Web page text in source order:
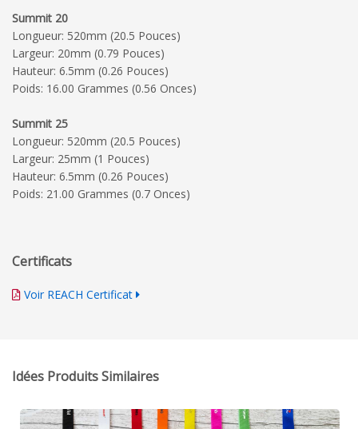
Summit 20
Longueur: 520mm (20.5 Pouces)
Largeur: 20mm (0.79 Pouces)
Hauteur: 6.5mm (0.26 Pouces)
Poids: 16.00 Grammes (0.56 Onces)
Summit 25
Longueur: 520mm (20.5 Pouces)
Largeur: 25mm (1 Pouces)
Hauteur: 6.5mm (0.26 Pouces)
Poids: 21.00 Grammes (0.7 Onces)
Certificats
Voir REACH Certificat
Idées Produits Similaires